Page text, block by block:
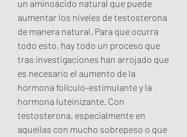
un aminoácido natural que puede
aumentar los niveles de testosterona
de manera natural. Para que ocurra
todo esto, hay todo un proceso que
tras investigaciones han arrojado que
es necesario el aumento de la
hormona folículo-estimulante y la
hormona luteinizante. Con
testosterona, especialmente en
aquellas con mucho sobrepeso o que